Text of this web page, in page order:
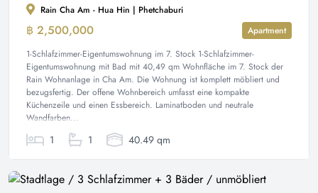
Rain Cha Am - Hua Hin | Phetchaburi
฿ 2,500,000
Apartment
1-Schlafzimmer-Eigentumswohnung im 7. Stock 1-Schlafzimmer-
Eigentumswohnung mit Bad mit 40,49 qm Wohnfläche im 7. Stock der
Rain Wohnanlage in Cha Am. Die Wohnung ist komplett möbliert und
bezugsfertig. Der offene Wohnbereich umfasst eine kompakte
Küchenzeile und einen Essbereich. Laminatboden und neutrale
Wandfarben...
1 1 40.49 qm